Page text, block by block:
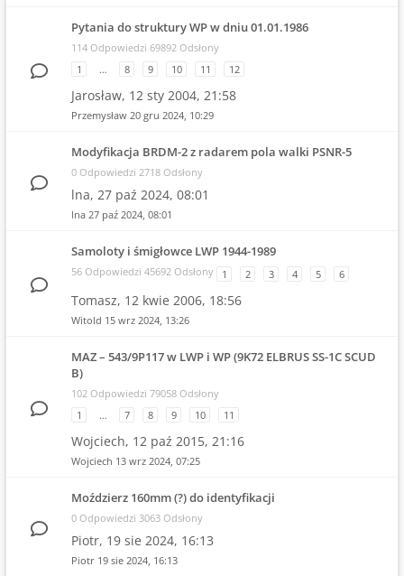
Pytania do struktury WP w dniu 01.01.1986
114 Odpowiedzi 69892 Odsłony
1
… 8 9 10 11 12
Jarosław, 12 sty 2004, 21:58
Przemysław 20 gru 2024, 10:29
Modyfikacja BRDM-2 z radarem pola walki PSNR-5
0 Odpowiedzi 2718 Odsłony
lna, 27 paź 2024, 08:01
lna 27 paź 2024, 08:01
Samoloty i śmigłowce LWP 1944-1989
56 Odpowiedzi 45692 Odsłony 1 2 3 4 5 6
Tomasz, 12 kwie 2006, 18:56
Witold 15 wrz 2024, 13:26
MAZ – 543/9P117 w LWP i WP (9K72 ELBRUS SS-1C SCUD
B)
102 Odpowiedzi 79058 Odsłony
1
… 7 8 9 10 11
Wojciech, 12 paź 2015, 21:16
Wojciech 13 wrz 2024, 07:25
Moździerz 160mm (?) do identyfikacji
0 Odpowiedzi 3063 Odsłony
Piotr, 19 sie 2024, 16:13
Piotr 19 sie 2024, 16:13